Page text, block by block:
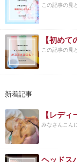
この記事の見
この記事の見
新着記事
【レデ
みなさんこん